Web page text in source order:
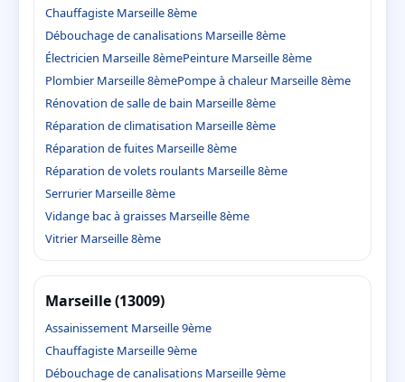
Chauffagiste Marseille 8ème
Débouchage de canalisations Marseille 8ème
Électricien Marseille 8èmePeinture Marseille 8ème
Plombier Marseille 8èmePompe à chaleur Marseille 8ème
Rénovation de salle de bain Marseille 8ème
Réparation de climatisation Marseille 8ème
Réparation de fuites Marseille 8ème
Réparation de volets roulants Marseille 8ème
Serrurier Marseille 8ème
Vidange bac à graisses Marseille 8ème
Vitrier Marseille 8ème
Marseille (13009)
Assainissement Marseille 9ème
Chauffagiste Marseille 9ème
Débouchage de canalisations Marseille 9ème